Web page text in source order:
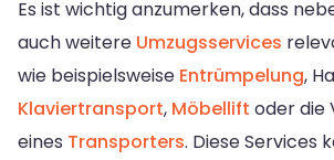
Es ist wichtig anzumerken, dass
auch weitere Umzugsservices
wie beispielsweise Entrümpelung,
Klaviertransport, Möbellift oder die
eines Transporters. Diese Services